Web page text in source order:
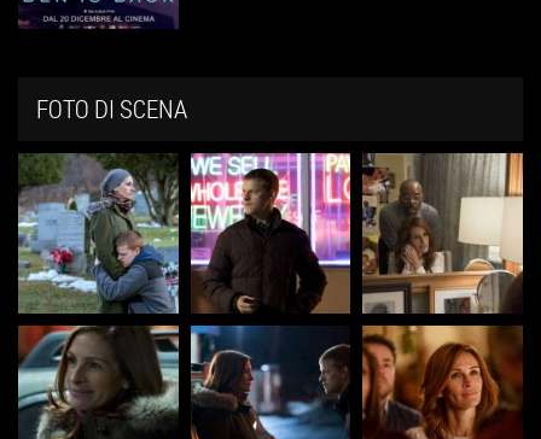
FOTO DI SCENA